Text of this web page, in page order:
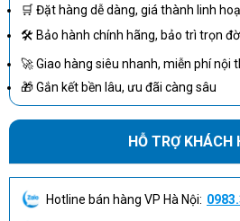
Bảo hành 36 Tháng
🛒 Đặt hàng dễ dàng, giá thành linh
🛠 Bảo hành chính hãng, bảo trì trọn
🚀 Giao hàng siêu nhanh, miễn phí nội
🎁 Gắn kết bền lâu, ưu đãi càng sâu
HỖ TRỢ KHÁCH
Hotline bán hàng VP Hà Nội: